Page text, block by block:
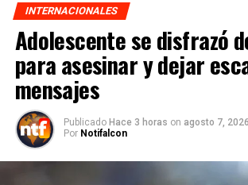
INTERNACIONALES
Adolescente se disfrazó
para asesinar y dejar
mensajes
Publicado Hace 3 horas on agosto 7, 2026
Por Notifalcon